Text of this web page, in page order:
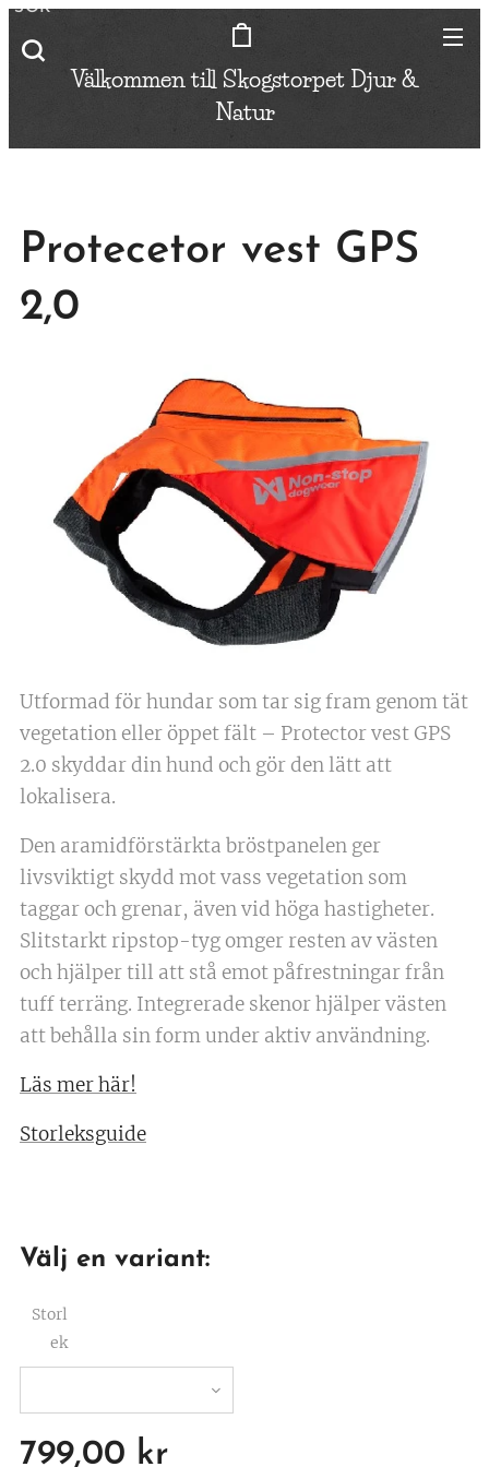
Välkommen till Skogstorpet Djur &
Natur
SÖK
Protecetor vest GPS
2,0
Utformad för hundar som tar sig fram genom tät
vegetation eller öppet fält – Protector vest GPS
2.0 skyddar din hund och gör den lätt att
lokalisera.
Den aramidförstärkta bröstpanelen ger
livsviktigt skydd mot vass vegetation som
taggar och grenar, även vid höga hastigheter.
Slitstarkt ripstop-tyg omger resten av västen
och hjälper till att stå emot påfrestningar från
tuff terräng. Integrerade skenor hjälper västen
att behålla sin form under aktiv användning.
Läs mer här!
Storleksguide
Välj en variant:
Storl
ek
799,00 kr